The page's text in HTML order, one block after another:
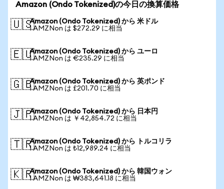
Amazon (Ondo Tokenized)の今日の換算価格
🇺🇸Amazon (Ondo Tokenized) から 米ドル
1 AMZNon は $272.29 に相当
🇪🇺Amazon (Ondo Tokenized) から ユーロ
1 AMZNon は €235.29 に相当
🇬🇧Amazon (Ondo Tokenized) から 英ポンド
1 AMZNon は £201.70 に相当
🇯🇵Amazon (Ondo Tokenized) から 日本円
1 AMZNon は ￥42,854.72 に相当
🇹🇷Amazon (Ondo Tokenized) から トルコリラ
1 AMZNon は ₺12,989.24 に相当
🇰🇷Amazon (Ondo Tokenized) から 韓国ウォン
1 AMZNon は ₩383,641.18 に相当